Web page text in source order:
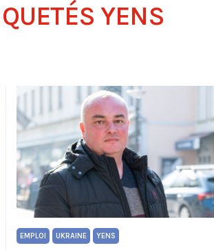
YENS
EMPLOI UKRAINE YENS